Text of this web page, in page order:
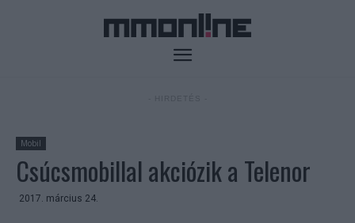
Mobil
Csúcsmobillal akciózik a Telenor
2017. március 24.